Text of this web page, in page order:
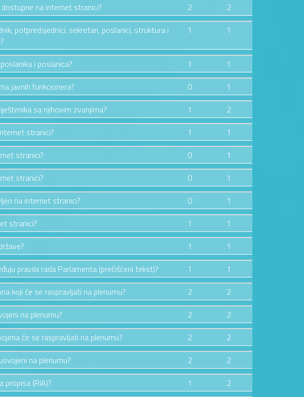
na internet stranici? 2
2
potpredsjednici, sekretari, poslanici, struktura i
1 1
i poslanica? 1
1
javnih funkcionera? 0
1
sa njihovim zvanjima? 1
2
stranici? 1
1
stranici? 0
1
stranici? 0
1
na internet stranici? 0
1
stranici? 1
1
1
1
pravila rada Parlamenta (prečišćeni tekst)? 1
1
koji će se raspravljati na plenumu? 2
2
na plenumu? 2
2
će se raspravljati na plenumu? 2
2
na plenumu? 2
2
propisa (RIA)? 1
2